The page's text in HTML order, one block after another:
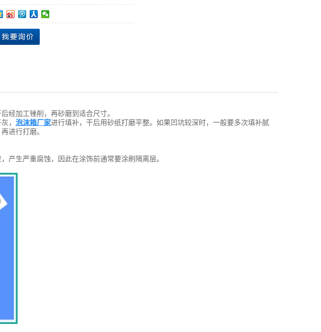
经加工锉削，再砂磨到适合尺寸。
， 泡沫箱厂家进行填补，干后用砂纸打磨平整。如果凹坑较深时，一般要多次填补腻
进行打磨。
产生严重腐蚀，因此在涂饰前通常要涂刷隔离层。